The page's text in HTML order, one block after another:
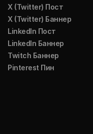
X (Twitter) Пост
X (Twitter) Баннер
LinkedIn Пост
LinkedIn Баннер
Twitch Баннер
Pinterest Пин